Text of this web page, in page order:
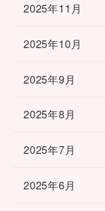
2025年11月
2025年10月
2025年9月
2025年8月
2025年7月
2025年6月